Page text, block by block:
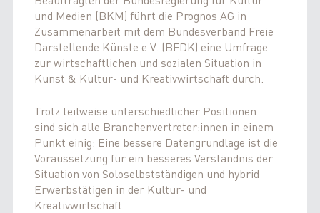
und Medien (BKM) führt die Prognos AG in
Zusammenarbeit mit dem Bundesverband Freie
Darstellende Künste e.V. (BFDK) eine Umfrage
zur wirtschaftlichen und sozialen Situation in
Kunst & Kultur- und Kreativwirtschaft durch.
Trotz teilweise unterschiedlicher Positionen
sind sich alle Branchenvertreter:innen in einem
Punkt einig: Eine bessere Datengrundlage ist die
Voraussetzung für ein besseres Verständnis der
Situation von Soloselbstständigen und hybrid
Erwerbstätigen in der Kultur- und
Kreativwirtschaft.